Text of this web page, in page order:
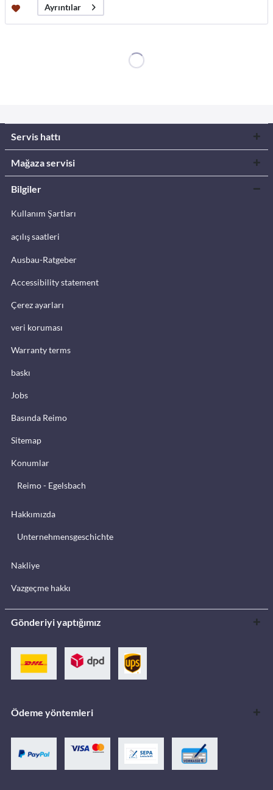
Ayrıntılar
Servis hattı
Mağaza servisi
Bilgiler
Kullanım Şartları
açılış saatleri
Ausbau-Ratgeber
Accessibility statement
Çerez ayarları
veri koruması
Warranty terms
baskı
Jobs
Basında Reimo
Sitemap
Konumlar
Reimo - Egelsbach
Hakkımızda
Unternehmensgeschichte
Nakliye
Vazgeçme hakkı
Gönderiyi yaptığımız
Ödeme yöntemleri